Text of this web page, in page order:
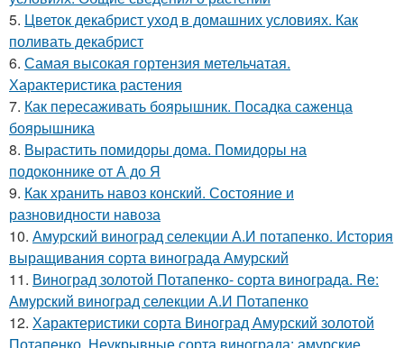
5. Цветок декабрист уход в домашних условиях. Как
поливать декабрист
6. Самая высокая гортензия метельчатая.
Характеристика растения
7. Как пересаживать боярышник. Посадка саженца
боярышника
8. Вырастить помидоры дома. Помидоры на
подоконнике от А до Я
9. Как хранить навоз конский. Состояние и
разновидности навоза
10. Амурский виноград селекции А.И потапенко. История
выращивания сорта винограда Амурский
11. Виноград золотой Потапенко- сорта винограда. Re:
Амурский виноград селекции А.И Потапенко
12. Характеристики сорта Виноград Амурский золотой
Потапенко. Неукрывные сорта винограда: амурские